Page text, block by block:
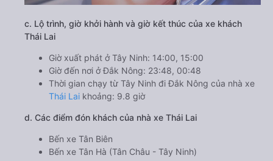
c. Lộ trình, giờ khởi hành và giờ kết thúc của xe khách
Thái Lai
Giờ xuất phát ở Tây Ninh: 14:00, 15:00
Giờ đến nơi ở Đắk Nông: 23:48, 00:48
Thời gian chạy từ Tây Ninh đi Đắk Nông của nhà xe
Thái Lai khoảng: 9.8 giờ
d. Các điểm đón khách của nhà xe Thái Lai
Bến xe Tân Biên
Bến xe Tân Hà (Tân Châu - Tây Ninh)